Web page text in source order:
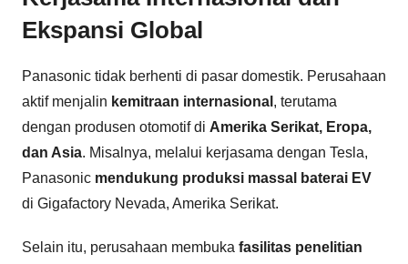
Ekspansi Global
Panasonic tidak berhenti di pasar domestik. Perusahaan
aktif menjalin kemitraan internasional , terutama
dengan produsen otomotif di Amerika Serikat, Eropa,
dan Asia. Misalnya, melalui kerjasama dengan Tesla,
Panasonic mendukung produksi massal baterai EV
di Gigafactory Nevada, Amerika Serikat.
Selain itu, perusahaan membuka fasilitas penelitian